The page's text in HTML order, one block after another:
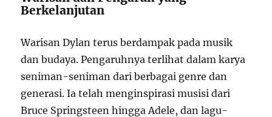
Berkelanjutan
Warisan Dylan terus berdampak pada musik
dan budaya. Pengaruhnya terlihat dalam karya
seniman-seniman dari berbagai genre dan
generasi. Ia telah menginspirasi musisi dari
Bruce Springsteen hingga Adele, dan lagu-